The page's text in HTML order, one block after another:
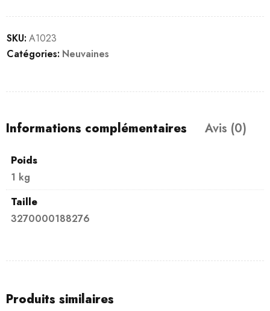
SKU: A1023
Catégories: Neuvaines
Informations complémentaires Avis (0)
Poids
1 kg
Taille
3270000188276
Produits similaires